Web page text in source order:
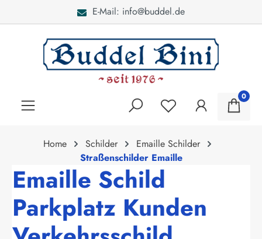
E-Mail: info@buddel.de
0
Home Schilder
Emaille Schilder
Straßenschilder Emaille
Emaille Schild
Parkplatz Kunden